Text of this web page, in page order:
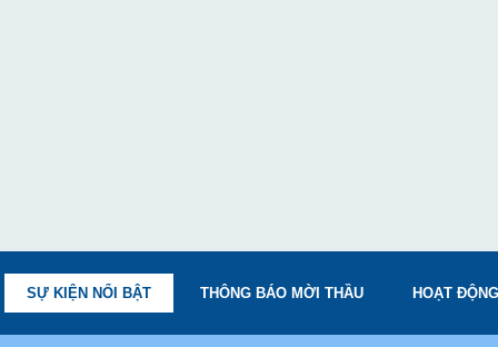
SỰ KIỆN NỔI BẬT THÔNG BÁO MỜI THẦU HOẠT